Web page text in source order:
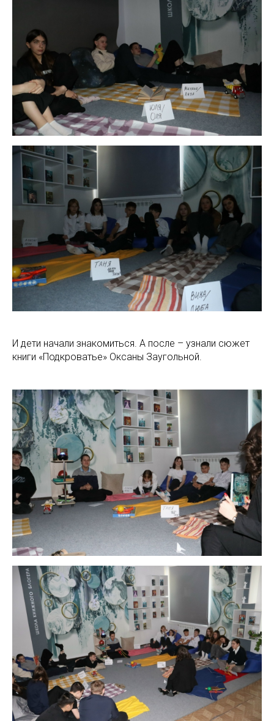
И дети начали знакомиться. А после – узнали сюжет
книги «Подкроватье» Оксаны Заугольной.